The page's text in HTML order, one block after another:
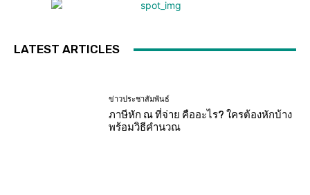
LATEST ARTICLES
ข่าวประชาสัมพันธ์
ภาษีหัก ณ ที่จ่าย คืออะไร? ใครต้องหักบ้าง
พร้อมวิธีคำนวณ